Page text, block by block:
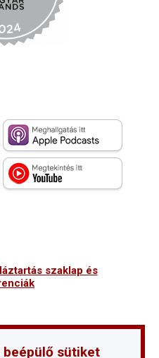
szaklap és
beépülő sütiket